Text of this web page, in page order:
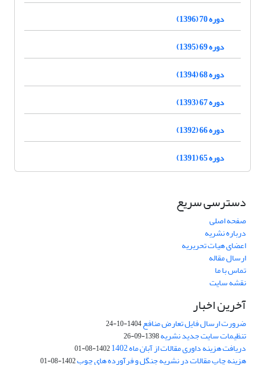
دوره 70 (1396)
دوره 69 (1395)
دوره 68 (1394)
دوره 67 (1393)
دوره 66 (1392)
دوره 65 (1391)
دسترسی سریع
صفحه اصلی
درباره نشریه
اعضای هیات تحریریه
ارسال مقاله
تماس با ما
نقشه سایت
آخرین اخبار
ضرورت ارسال فایل تعارض منافع1404-10-24
تنظیمات سایت جدید نشریه1398-09-26
دریافت هزینه داوری مقالات از آبان ماه 1402 1402-08-01
هزینه چاپ مقالات در نشریه جنگل و فرآورده های چوب1402-08-01